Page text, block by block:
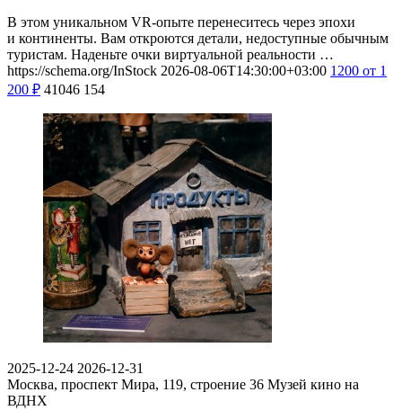
В этом уникальном VR-опыте перенеситесь через эпохи
и континенты. Вам откроются детали, недоступные обычным
туристам. Наденьте очки виртуальной реальности …
https://schema.org/InStock 2026-08-06T14:30:00+03:00 1200 от 1
200 ₽ 41046 154
2025-12-24 2026-12-31
Москва, проспект Мира, 119, строение 36 Музей кино на
ВДНХ